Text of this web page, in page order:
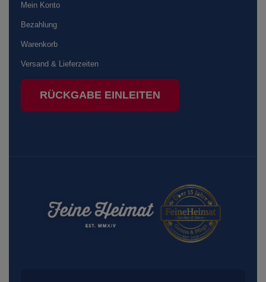
Mein Konto
Bezahlung
Warenkorb
Versand & Lieferzeiten
RÜCKGABE EINLEITEN